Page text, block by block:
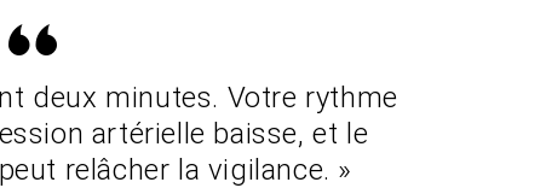
deux minutes. Votre rythme
artérielle baisse, et le
relâcher la vigilance. »